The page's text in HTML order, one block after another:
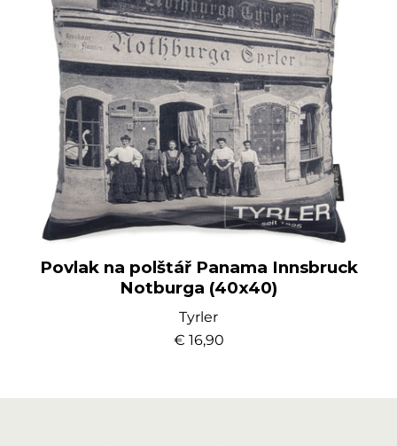
Povlak na polštář Panama Innsbruck
Notburga (40x40)
Tyrler
€ 16,90